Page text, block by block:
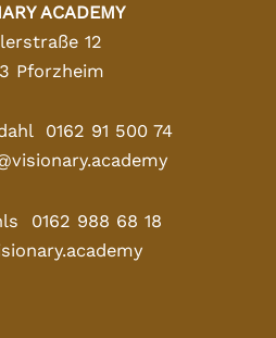
ACADEMY
12
Pforzheim
0162 91 500 74
0162 988 68 18